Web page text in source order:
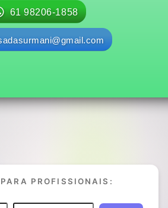
61 98206-1858
PROFISSIONAIS: